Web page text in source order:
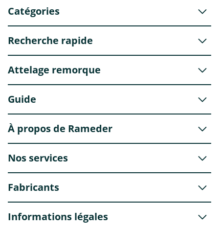
Catégories
Recherche rapide
Attelage remorque
Guide
À propos de Rameder
Nos services
Fabricants
Informations légales